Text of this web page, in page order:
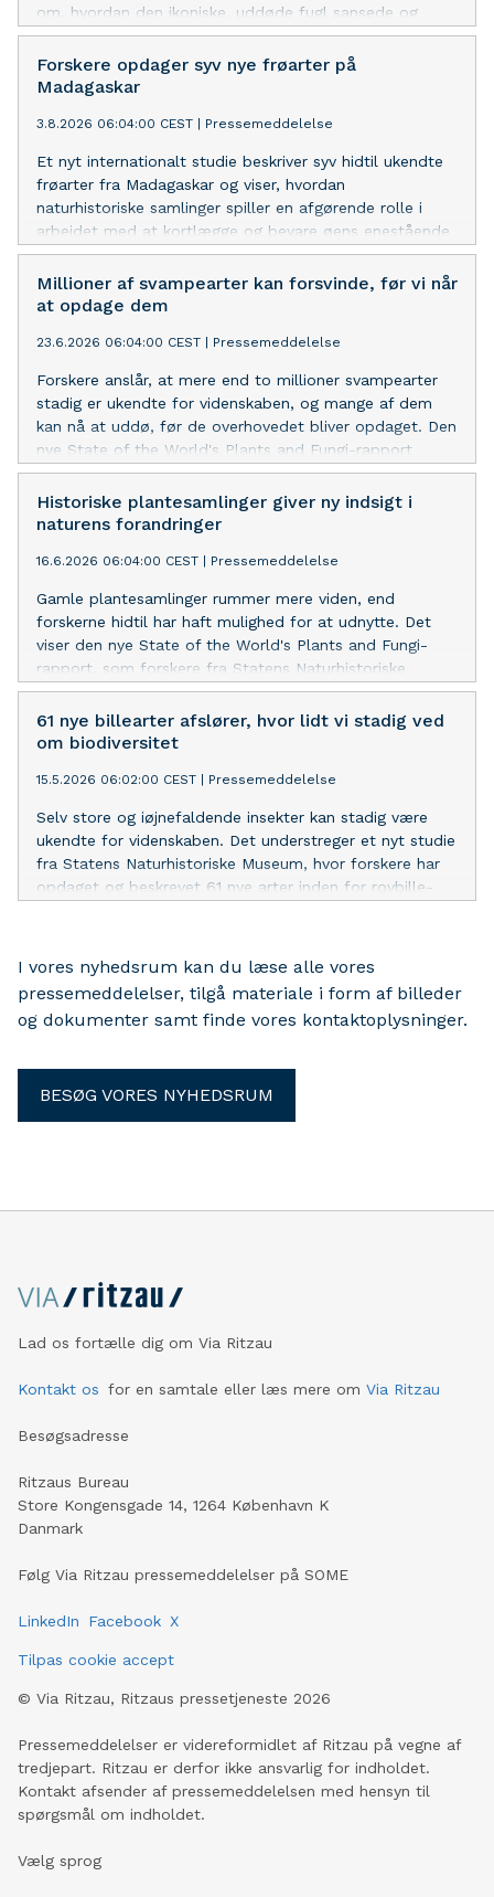
om, hvordan den ikoniske, uddøde fugl sansede og
interagerede med sine omgivelser.
Forskere opdager syv nye frøarter på
Madagaskar
3.8.2026 06:04:00 CEST Pressemeddelelse
Et nyt internationalt studie beskriver syv hidtil ukendte
frøarter fra Madagaskar og viser, hvordan
naturhistoriske samlinger spiller en afgørende rolle i
arbejdet med at kortlægge og bevare øens enestående
biodiversitet.
Millioner af svampearter kan forsvinde, før vi når
at opdage dem
23.6.2026 06:04:00 CEST Pressemeddelelse
Forskere anslår, at mere end to millioner svampearter
stadig er ukendte for videnskaben, og mange af dem
kan nå at uddø, før de overhovedet bliver opdaget. Den
nye State of the World's Plants and Fungi-rapport
peger på behovet for hurtigere at kunne beskrive nye
arter, og forskning med bidrag fra Statens
Naturhistoriske Museum viser, hvordan nye metoder kan
Historiske plantesamlinger giver ny indsigt i
naturens forandringer
16.6.2026 06:04:00 CEST Pressemeddelelse
Gamle plantesamlinger rummer mere viden, end
forskerne hidtil har haft mulighed for at udnytte. Det
viser den nye State of the World's Plants and Fungi-
rapport, som forskere fra Statens Naturhistoriske
Museum har bidraget til.
61 nye billearter afslører, hvor lidt vi stadig ved
om biodiversitet
15.5.2026 06:02:00 CEST Pressemeddelelse
Selv store og iøjnefaldende insekter kan stadig være
ukendte for videnskaben. Det understreger et nyt studie
fra Statens Naturhistoriske Museum, hvor forskere har
opdaget og beskrevet 61 nye arter inden for rovbille-
I vores nyhedsrum kan du læse alle vores
pressemeddelelser, tilgå materiale i form af billeder
og dokumenter samt finde vores kontaktoplysninger.
BESØG VORES NYHEDSRUM
Lad os fortælle dig om Via Ritzau
Kontakt os for en samtale eller læs mere om Via Ritzau
Besøgsadresse
Ritzaus Bureau
Store Kongensgade 14, 1264 København K
Danmark
Følg Via Ritzau pressemeddelelser på SOME
LinkedIn Facebook X
Tilpas cookie accept
© Via Ritzau, Ritzaus pressetjeneste 2026
Pressemeddelelser er videreformidlet af Ritzau på vegne af
tredjepart. Ritzau er derfor ikke ansvarlig for indholdet.
Kontakt afsender af pressemeddelelsen med hensyn til
spørgsmål om indholdet.
Vælg sprog